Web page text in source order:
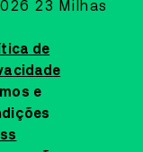
COM
23 Milhas
de
e